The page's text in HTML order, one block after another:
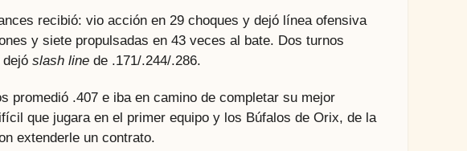
recibió: vio acción en 29 choques y dejó línea ofensiva
y siete propulsadas en 43 veces al bate. Dos turnos
slash line de .171/.244/.286.
promedió .407 e iba en camino de completar su mejor
que jugara en el primer equipo y los Búfalos de Orix, de la
extenderle un contrato.